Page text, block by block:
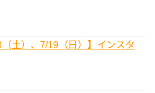
）、7/19（日）】インスタ